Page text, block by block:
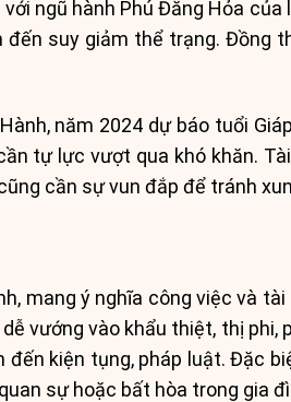
ngũ hành Phú Đăng Hỏa
suy giảm thể trạng. Đồng
năm 2024 dự báo tuổi
tự lực vượt qua khó khăn.
cần sự vun đắp để tránh
mang ý nghĩa công việc và
vướng vào khẩu thiệt, thị
kiện tụng, pháp luật. Đặc
sự hoặc bất hòa trong gia